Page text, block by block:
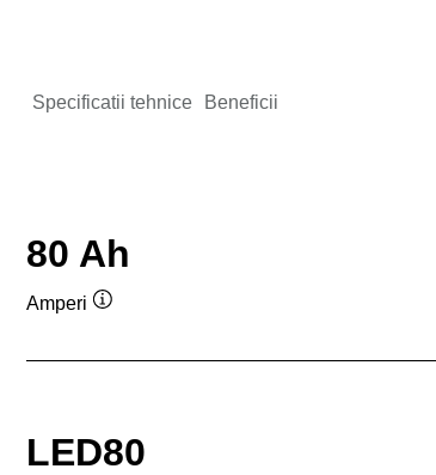
Specificatii tehnice Beneficii
80 Ah
Amperi
LED80